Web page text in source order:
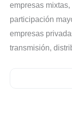
empresas
participación
empresas
transmisión,